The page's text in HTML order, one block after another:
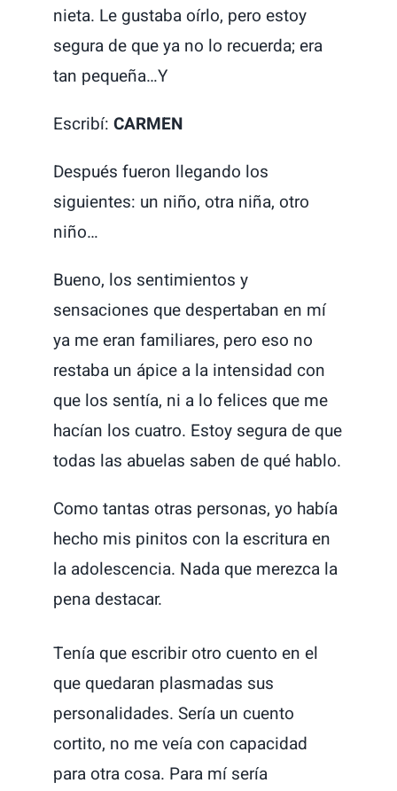
nieta. Le gustaba oírlo, pero estoy
segura de que ya no lo recuerda; era
tan pequeña…Y
Escribí: CARMEN
Después fueron llegando los
siguientes: un niño, otra niña, otro
niño…
Bueno, los sentimientos y
sensaciones que despertaban en mí
ya me eran familiares, pero eso no
restaba un ápice a la intensidad con
que los sentía, ni a lo felices que me
hacían los cuatro. Estoy segura de que
todas las abuelas saben de qué hablo.
Como tantas otras personas, yo había
hecho mis pinitos con la escritura en
la adolescencia. Nada que merezca la
pena destacar.
Tenía que escribir otro cuento en el
que quedaran plasmadas sus
personalidades. Sería un cuento
cortito, no me veía con capacidad
para otra cosa. Para mí sería